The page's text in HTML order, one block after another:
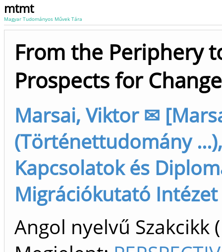
mtmt
Magyar Tudományos Művek Tára
From the Periphery
Prospects for
Marsai, Viktor ✉
(Történettudomány
Kapcsolatok és
Migrációkutató Intézet
Angol nyelvű